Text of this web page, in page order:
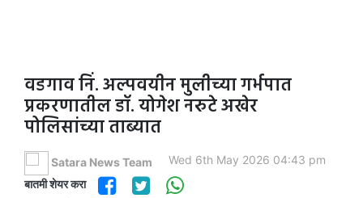
वडगाव निं. अल्पवयीन मुलीच्या गर्भपात
प्रकरणातील डॉ. योगेश नरुटे अखेर
पोलिसांच्या ताब्यात
Satara News Team
Wed 6th May 2026 04:43 pm
बातमी शेयर करा